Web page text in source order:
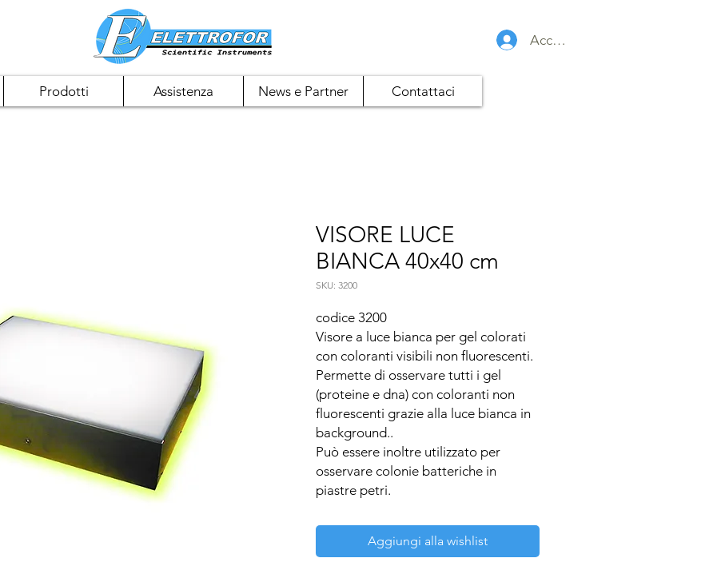
Accedi
Prodotti Assistenza News e Partner Contattaci
VISORE LUCE
BIANCA 40x40 cm
SKU: 3200
codice 3200
Visore a luce bianca per gel colorati
con coloranti visibili non fluorescenti.
Permette di osservare tutti i gel
(proteine e dna) con coloranti non
fluorescenti grazie alla luce bianca in
background..
Può essere inoltre utilizzato per
osservare colonie batteriche in
piastre petri.
- Blue commassie
- Silver Stain Aggiungi alla wishlist